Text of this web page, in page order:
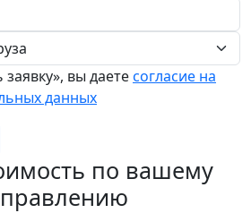
вы даетесогласие на
данных
по вашему